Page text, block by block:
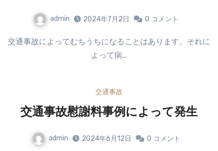
admin 2024年7月2日 0 コメント
交通事故によってむちうちになることはあります。それに
よって病…
交通事故
交通事故慰謝料事例によって発生
admin 2024年6月12日 0 コメント